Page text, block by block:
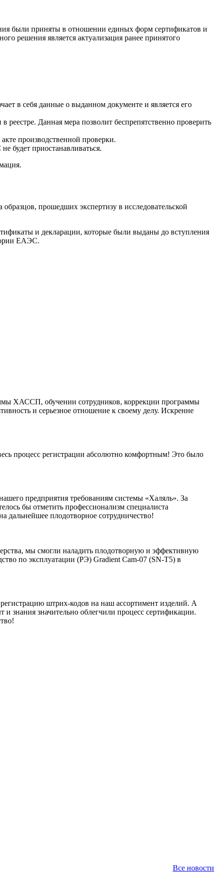
были приняты в отношении единых форм сертификатов и
решения является актуализация ранее принятого
в себя данные о выданном документе и является его
Данная мера позволит беспрепятственно проверить
производственной проверки.
будет приостанавливаться.
прошедших экспертизу в исследовательской
и декларации, которые были выданы до вступления
ЕАЭС.
ХАССП, обучении сотрудников, коррекции программы
и серьезное отношение к своему делу. Искренне
процесс регистрации абсолютно комфортным! Это было
предприятия требованиям системы «Халяль». За
бы отметить профессионализм специалиста
дальнейшее плодотворное сотрудничество!
мы смогли наладить плодотворную и эффективную
по эксплуатации (РЭ) Gradient Cam-07 (SN-T5) в
штрих-кодов на наш ассортимент изделий. А
знания значительно облегчили процесс сертификации.
Все новости